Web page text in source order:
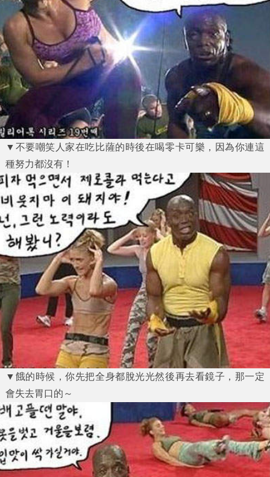
▼不要嘲笑人家在吃比薩的時後在喝零卡可樂，因為你連這
種努力都沒有！
▼餓的時候，你先把全身都脫光光然後再去看鏡子，那一定
會失去胃口的～